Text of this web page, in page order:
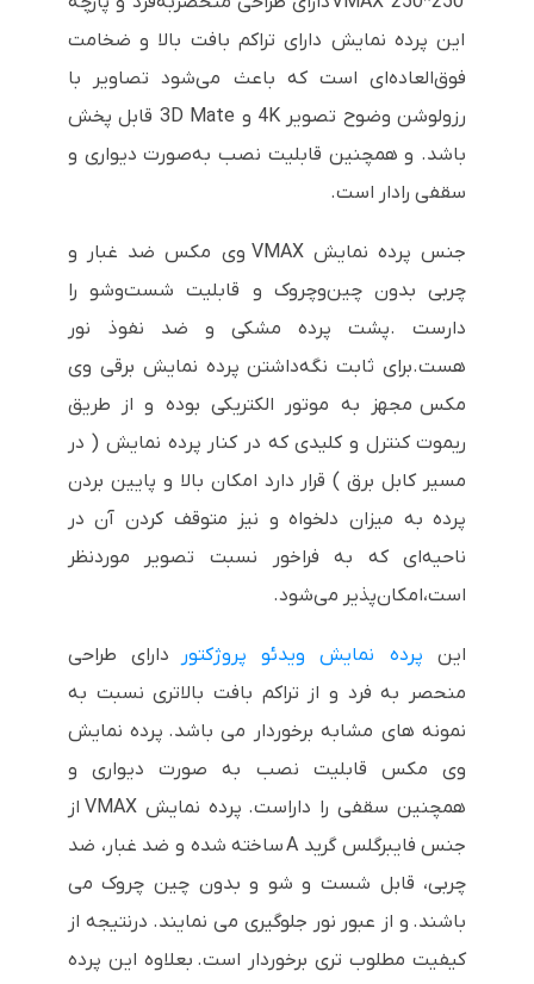
این پرده نمایش دارای تراکم بافت بالا و ضخامت
فوق‌العاده‌ای است که باعث می‌شود تصاویر با
رزولوشن وضوح تصویر 4K و 3D Mate قابل پخش
باشد. و همچنین قابلیت نصب به‌صورت دیواری و
سقفی رادار است.
جنس پرده نمایش VMAX وی مکس ضد غبار و
چربی بدون چین‌وچروک و قابلیت شست‌وشو را
دارست .پشت پرده مشکی و ضد نفوذ نور
هست.برای ثابت نگه‌داشتن پرده نمایش برقی وی
مکس مجهز به موتور الکتریکی بوده و از طریق
ریموت کنترل و کلیدی که در کنار پرده نمایش ( در
مسیر کابل برق ) قرار دارد امکان بالا و پایین بردن
پرده به میزان دلخواه و نیز متوقف کردن آن در
ناحیه‌ای که به فراخور نسبت تصویر موردنظر
است،امکان‌پذیر می‌شود.
این پرده نمایش ویدئو پروژکتور
دارای طراحی
منحصر به فرد و از تراکم بافت بالاتری نسبت به
نمونه های مشابه برخوردار می باشد. پرده نمایش
وی مکس قابلیت نصب به صورت دیواری و
همچنین سقفی را داراست. پرده نمایش VMAX از
جنس فایبرگلس گرید A ساخته شده و ضد غبار، ضد
چربی، قابل شست و شو و بدون چین چروک می
باشند. و از عبور نور جلوگیری می نمایند. درنتیجه از
کیفیت مطلوب تری برخوردار است. بعلاوه این پرده